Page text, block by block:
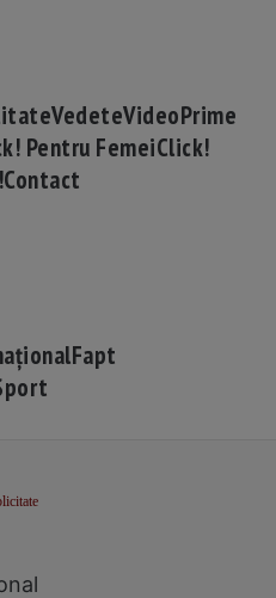
VedeteVideoPrime
Pentru FemeiClick!
Contact
Fapt